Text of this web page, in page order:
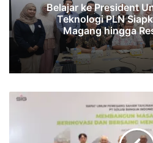
Belajar ke President
Teknologi PLN
Magang hingga
Hasil